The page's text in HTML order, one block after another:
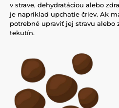
v strave, dehydratáciou alebo
je napríklad upchatie čriev. Ak
potrebné upraviť jej stravu alebo
tekutín.